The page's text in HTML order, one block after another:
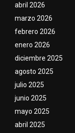
abril 2026
marzo 2026
febrero 2026
enero 2026
diciembre 2025
agosto 2025
julio 2025
junio 2025
mayo 2025
abril 2025